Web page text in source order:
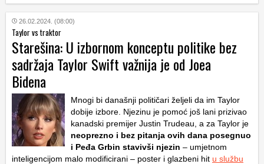
26.02.2024. (08:00)
Taylor vs traktor
Starešina: U izbornom konceptu politike bez
sadržaja Taylor Swift važnija je od Joea
Bidena
Mnogi bi današnji političari željeli da im Taylor
dobije izbore. Njezinu je pomoć još lani prizivao
kanadski premijer Justin Trudeau, a za Taylor je
neoprezno i bez pitanja ovih dana posegnuo
i Peđa Grbin stavivši njezin – umjetnom
inteligencijom malo modificirani – poster i glazbeni hit u službu